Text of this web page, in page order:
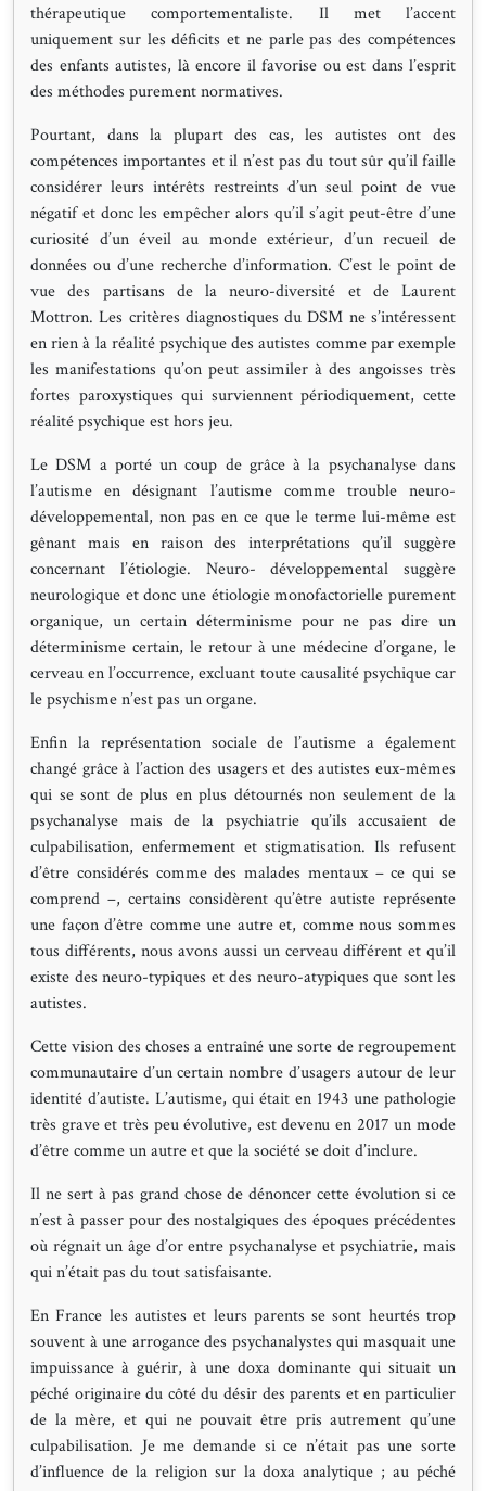
thérapeutique comportementaliste. Il met l’accent
uniquement sur les déficits et ne parle pas des compétences
des enfants autistes, là encore il favorise ou est dans l’esprit
des méthodes purement normatives.
Pourtant, dans la plupart des cas, les autistes ont des
compétences importantes et il n’est pas du tout sûr qu’il faille
considérer leurs intérêts restreints d’un seul point de vue
négatif et donc les empêcher alors qu’il s’agit peut-être d’une
curiosité d’un éveil au monde extérieur, d’un recueil de
données ou d’une recherche d’information. C’est le point de
vue des partisans de la neuro-diversité et de Laurent
Mottron. Les critères diagnostiques du DSM ne s’intéressent
en rien à la réalité psychique des autistes comme par exemple
les manifestations qu’on peut assimiler à des angoisses très
fortes paroxystiques qui surviennent périodiquement, cette
réalité psychique est hors jeu.
Le DSM a porté un coup de grâce à la psychanalyse dans
l’autisme en désignant l’autisme comme trouble neuro-
développemental, non pas en ce que le terme lui-même est
gênant mais en raison des interprétations qu’il suggère
concernant l’étiologie. Neuro- développemental suggère
neurologique et donc une étiologie monofactorielle purement
organique, un certain déterminisme pour ne pas dire un
déterminisme certain, le retour à une médecine d’organe, le
cerveau en l’occurrence, excluant toute causalité psychique car
le psychisme n’est pas un organe.
Enfin la représentation sociale de l’autisme a également
changé grâce à l’action des usagers et des autistes eux-mêmes
qui se sont de plus en plus détournés non seulement de la
psychanalyse mais de la psychiatrie qu’ils accusaient de
culpabilisation, enfermement et stigmatisation. Ils refusent
d’être considérés comme des malades mentaux – ce qui se
comprend –, certains considèrent qu’être autiste représente
une façon d’être comme une autre et, comme nous sommes
tous différents, nous avons aussi un cerveau différent et qu’il
existe des neuro-typiques et des neuro-atypiques que sont les
autistes.
Cette vision des choses a entraîné une sorte de regroupement
communautaire d’un certain nombre d’usagers autour de leur
identité d’autiste. L’autisme, qui était en 1943 une pathologie
très grave et très peu évolutive, est devenu en 2017 un mode
d’être comme un autre et que la société se doit d’inclure.
Il ne sert à pas grand chose de dénoncer cette évolution si ce
n’est à passer pour des nostalgiques des époques précédentes
où régnait un âge d’or entre psychanalyse et psychiatrie, mais
qui n’était pas du tout satisfaisante.
En France les autistes et leurs parents se sont heurtés trop
souvent à une arrogance des psychanalystes qui masquait une
impuissance à guérir, à une doxa dominante qui situait un
péché originaire du côté du désir des parents et en particulier
de la mère, et qui ne pouvait être pris autrement qu’une
culpabilisation. Je me demande si ce n’était pas une sorte
d’influence de la religion sur la doxa analytique ; au péché